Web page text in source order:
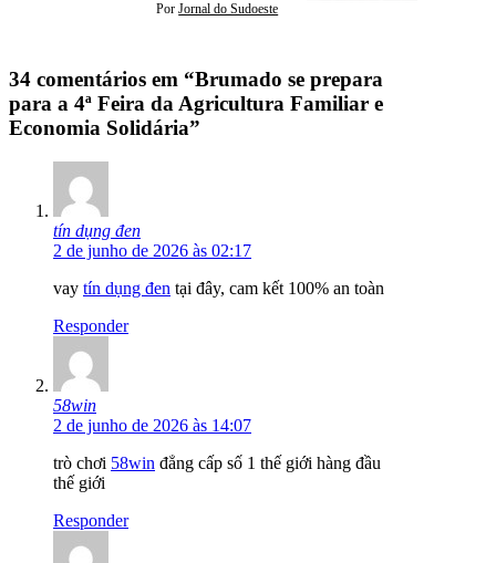
PorJornal do Sudoeste
34 comentários em “Brumado se prepara
para a 4ª Feira da Agricultura Familiar e
Economia Solidária”
tín dụng đen
2 de junho de 2026 às 02:17
vay tín dụng đen tại đây, cam kết 100% an toàn
Responder
58win
2 de junho de 2026 às 14:07
trò chơi 58win đẳng cấp số 1 thế giới hàng đầu
thế giới
Responder